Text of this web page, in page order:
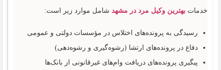
خدمات بهترین وکیل مرد در مشهد شامل موارد زیر است:
رسیدگی به پرونده‌های اختلاس در مؤسسات دولتی و عمومی
دفاع در پرونده‌های ارتشا (رشوه‌گیری و رشوه‌دهی)
پیگیری پرونده‌های دریافت وام‌های غیرقانونی از بانک‌ها